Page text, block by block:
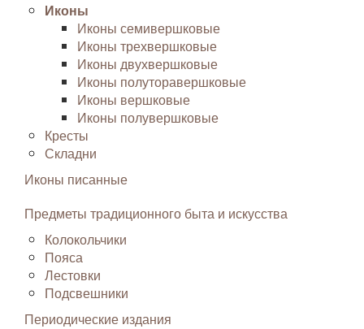
Иконы
Иконы семивершковые
Иконы трехвершковые
Иконы двухвершковые
Иконы полуторавершковые
Иконы вершковые
Иконы полувершковые
Кресты
Складни
Иконы писанные
Предметы традиционного быта и искусства
Колокольчики
Пояса
Лестовки
Подсвешники
Периодические издания